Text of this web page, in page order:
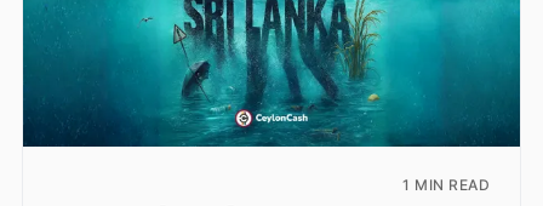
1 MIN READ